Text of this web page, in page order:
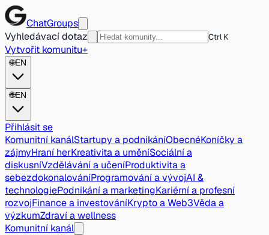
ChatGroups
Vyhledávací dotaz
Ctrl K
Vytvořit komunitu+
🌐EN
🌐EN
Přihlásit se
Komunitní kanálStartupy a podnikáníObecnéKoníčky a
zájmyHraní herKreativita a uměníSociální a
diskusníVzdělávání a učeníProduktivita a
sebezdokonalováníProgramování a vývojAI &
technologiePodnikání a marketingKariérní a profesní
rozvojFinance a investováníKrypto a Web3Věda a
výzkumZdraví a wellness
Komunitní kanál